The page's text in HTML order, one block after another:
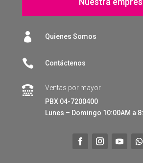
 Quienes Somos
 Contáctenos

Ventas por mayor
PBX 04-7200400
Lunes – Domingo 10:00AM a